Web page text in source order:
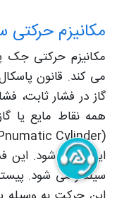
مکانیزم حرکتی
مکانیزم حرکتی جک
می کند. قانون
گاز در فشار ثابت،
همه نقاط مایع یا
ایجاد می شود. این
سیلندر می شود.